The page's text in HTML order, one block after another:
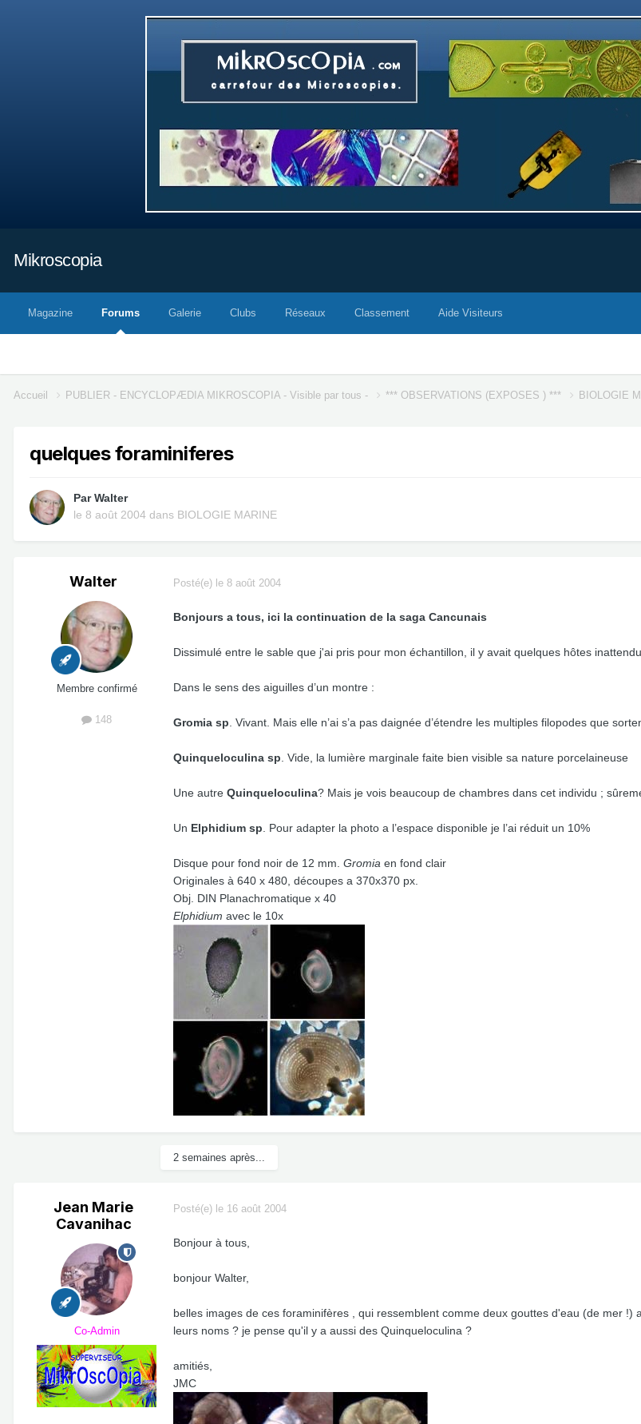
Mikroscopia
Magazine Forums Galerie Clubs Réseaux Classement Aide Visiteurs
Accueil PUBLIER - ENCYCLOPÆDIA MIKROSCOPIA - Visible par tous - *** OBSERVATIONS (EXPOSES ) *** BIOLOGIE
quelques foraminiferes
ParWalter
le 8 août 2004 dans BIOLOGIE MARINE
Walter
Membre confirmé
148
Posté(e) le 8 août 2004
Bonjours a tous, ici la continuation de la saga Cancunais
Dissimulé entre le sable que j'ai pris pour mon échantillon, il y avait quelques hôtes
Dans le sens des aiguilles d’un montre :
Gromia sp . Vivant. Mais elle n’ai s’a pas daignée d’étendre les multiples filopodes que
Quinqueloculina sp . Vide, la lumière marginale faite bien visible sa nature porcelaineuse
Une autre Quinqueloculina? Mais je vois beaucoup de chambres dans cet individu ;
Un Elphidium sp . Pour adapter la photo a l’espace disponible je l’ai réduit un 10%
Disque pour fond noir de 12 mm. Gromia en fond clair
Originales à 640 x 480, découpes a 370x370 px.
Obj. DIN Planachromatique x 40
Elphidium avec le 10x
2 semaines après...
Jean Marie
Cavanihac
Co-Admin
Posté(e) le 16 août 2004
Bonjour à tous,
bonjour Walter,
belles images de ces foraminifères , qui ressemblent comme deux gouttes d'eau (de mer
leurs noms ? je pense qu'il y a aussi des Quinqueloculina ?
amitiés,
JMC